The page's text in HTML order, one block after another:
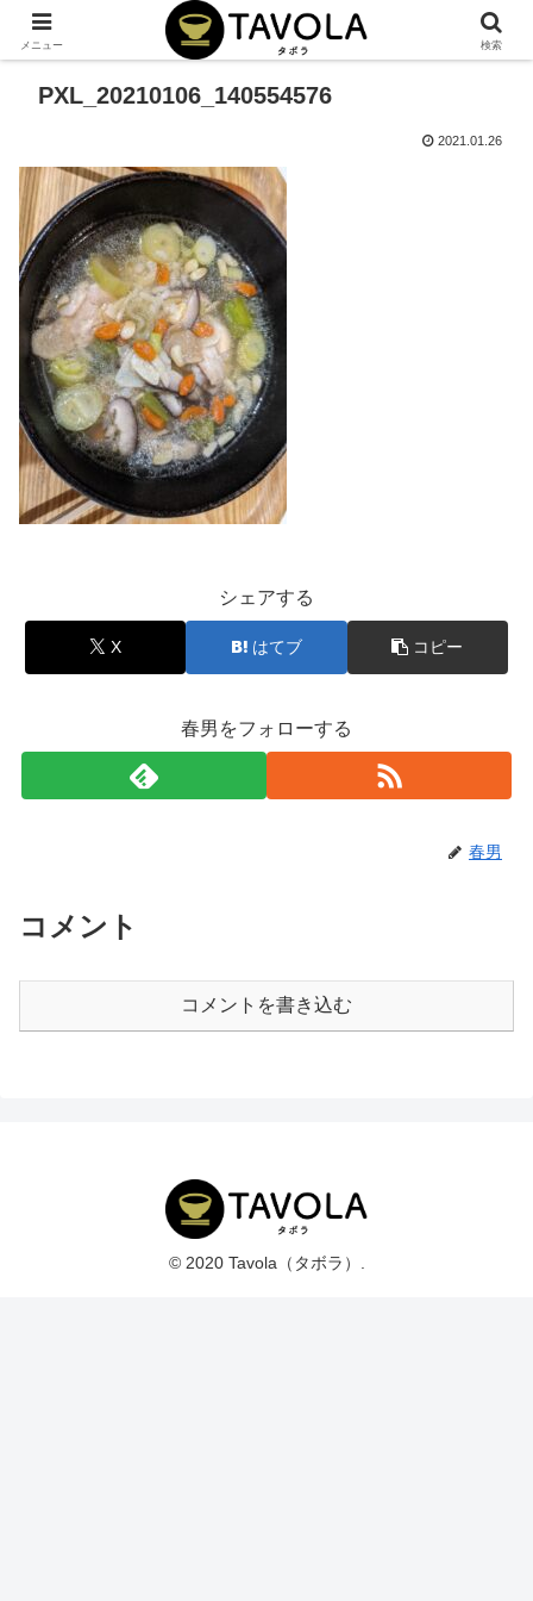
PXL_20210106_140554576
2021.01.26
シェアする
X はてブ コピー
春男をフォローする
春男
コメント
コメントを書き込む
© 2020 Tavola（タボラ）.
メニュー 検索